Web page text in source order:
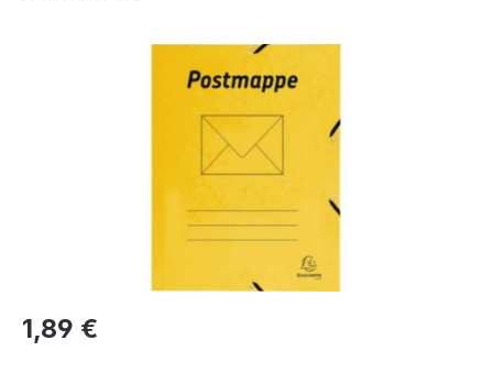
Regulärer Preis:
1,89 €